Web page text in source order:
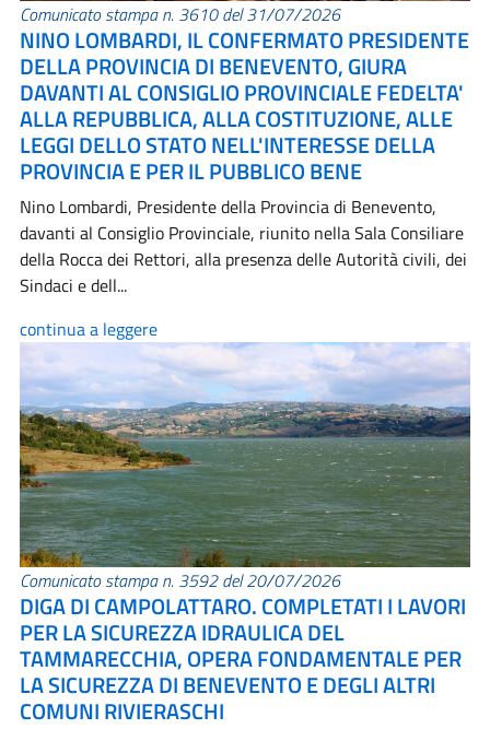
Comunicato stampa n. 3610 del 31/07/2026
NINO LOMBARDI, IL CONFERMATO PRESIDENTE
DELLA PROVINCIA DI BENEVENTO, GIURA
DAVANTI AL CONSIGLIO PROVINCIALE FEDELTA'
ALLA REPUBBLICA, ALLA COSTITUZIONE, ALLE
LEGGI DELLO STATO NELL'INTERESSE DELLA
PROVINCIA E PER IL PUBBLICO BENE
Nino Lombardi, Presidente della Provincia di Benevento,
davanti al Consiglio Provinciale, riunito nella Sala Consiliare
della Rocca dei Rettori, alla presenza delle Autorità civili, dei
Sindaci e dell...
continua a leggere
Comunicato stampa n. 3592 del 20/07/2026
DIGA DI CAMPOLATTARO. COMPLETATI I LAVORI
PER LA SICUREZZA IDRAULICA DEL
TAMMARECCHIA, OPERA FONDAMENTALE PER
LA SICUREZZA DI BENEVENTO E DEGLI ALTRI
COMUNI RIVIERASCHI